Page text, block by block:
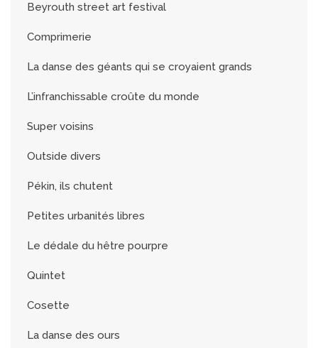
Beyrouth street art festival
Comprimerie
La danse des géants qui se croyaient grands
L’infranchissable croûte du monde
Super voisins
Outside divers
Pékin, ils chutent
Petites urbanités libres
Le dédale du hêtre pourpre
Quintet
Cosette
La danse des ours